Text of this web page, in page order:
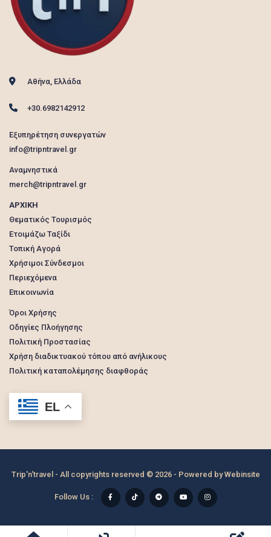
Αθήνα, Ελλάδα
+30.6982142912
Εξυπηρέτηση συνεργατών
info@tripntravel.gr
Αναμνηστικά
merch@tripntravel.gr
ΑΡΧΙΚΗ
Θεματικός Τουρισμός
Ετοιμάζω Ταξίδι
Τοπική Αγορά
Χρήσιμοι Σύνδεσμοι
Περιεχόμενα
Επικοινωνία
Όροι Χρήσης
Οδηγίες Πλοήγησης
Πολιτική Προστασίας
Χρήση διαδικτυακού τόπου από ανήλικους
Πολιτική καταπολέμησης διαφθοράς
EL
Trip'n'travel - All copyrights reserved © 2026 - Powered byWebinsite
Follow Us :